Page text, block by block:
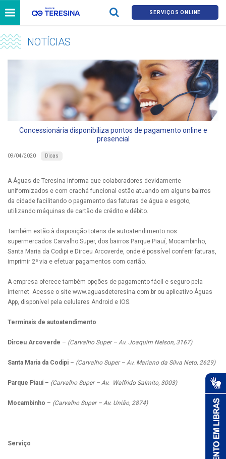
SERVIÇOS ONLINE
NOTÍCIAS
Concessionária disponibiliza pontos de pagamento online e
presencial
09/04/2020 Dicas
A Águas de Teresina informa que colaboradores devidamente
uniformizados e com crachá funcional estão atuando em alguns bairros
da cidade facilitando o pagamento das faturas de água e esgoto,
utilizando máquinas de cartão de crédito e débito.
Também estão à disposição totens de autoatendimento nos
supermercados Carvalho Super, dos bairros Parque Piauí, Mocambinho,
Santa Maria da Codipi e Dirceu Arcoverde, onde é possível conferir faturas,
imprimir 2ª via e efetuar pagamentos com cartão.
A empresa oferece também opções de pagamento fácil e seguro pela
internet. Acesse o site www.aguasdeteresina.com.br ou aplicativo Águas
App, disponível pela celulares Android e IOS.
Terminais de autoatendimento
Dirceu Arcoverde – (Carvalho Super – Av. Joaquim Nelson, 3167)
Santa Maria da Codipi – (Carvalho Super – Av. Mariano da Silva Neto, 2629)
Parque Piauí– (Carvalho Super – Av. Walfrido Salmito, 3003)
Mocambinho – (Carvalho Super – Av. União, 2874)
Serviço